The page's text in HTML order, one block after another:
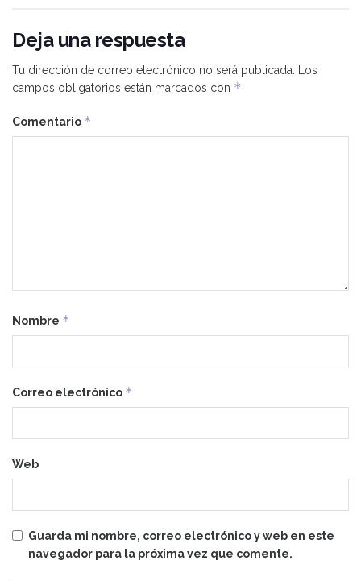
Deja una respuesta
Tu dirección de correo electrónico no será publicada. Los
campos obligatorios están marcados con *
Comentario *
Nombre *
Correo electrónico *
Web
Guarda mi nombre, correo electrónico y web en este
navegador para la próxima vez que comente.